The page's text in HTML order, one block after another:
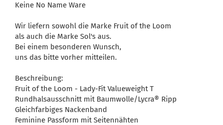
Keine No Name Ware
Wir liefern sowohl die Marke Fruit of the Loom
als auch die Marke Sol's aus.
Bei einem besonderen Wunsch,
uns das bitte vorher mitteilen.
Beschreibung:
Fruit of the Loom - Lady-Fit Valueweight T
Rundhalsausschnitt mit Baumwolle/Lycra® Ripp
Gleichfarbiges Nackenband
Feminine Passform mit Seitennähten